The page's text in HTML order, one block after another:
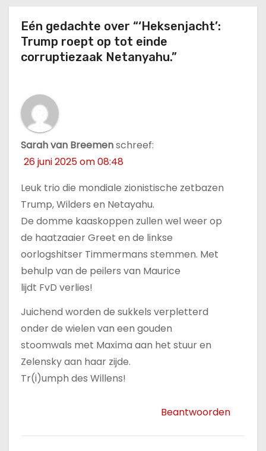
Eén gedachte over “‘Heksenjacht’:
Trump roept op tot einde
corruptiezaak Netanyahu.”
Sarah van Breemenschreef:
26 juni 2025 om 08:48
Leuk trio die mondiale zionistische zetbazen
Trump, Wilders en Netayahu.
De domme kaaskoppen zullen wel weer op
de haatzaaier Greet en de linkse
oorlogshitser Timmermans stemmen. Met
behulp van de peilers van Maurice
lijdt FvD verlies!
Juichend worden de sukkels verpletterd
onder de wielen van een gouden
stoomwals met Maxima aan het stuur en
Zelensky aan haar zijde.
Tr(i)umph des Willens!
Beantwoorden